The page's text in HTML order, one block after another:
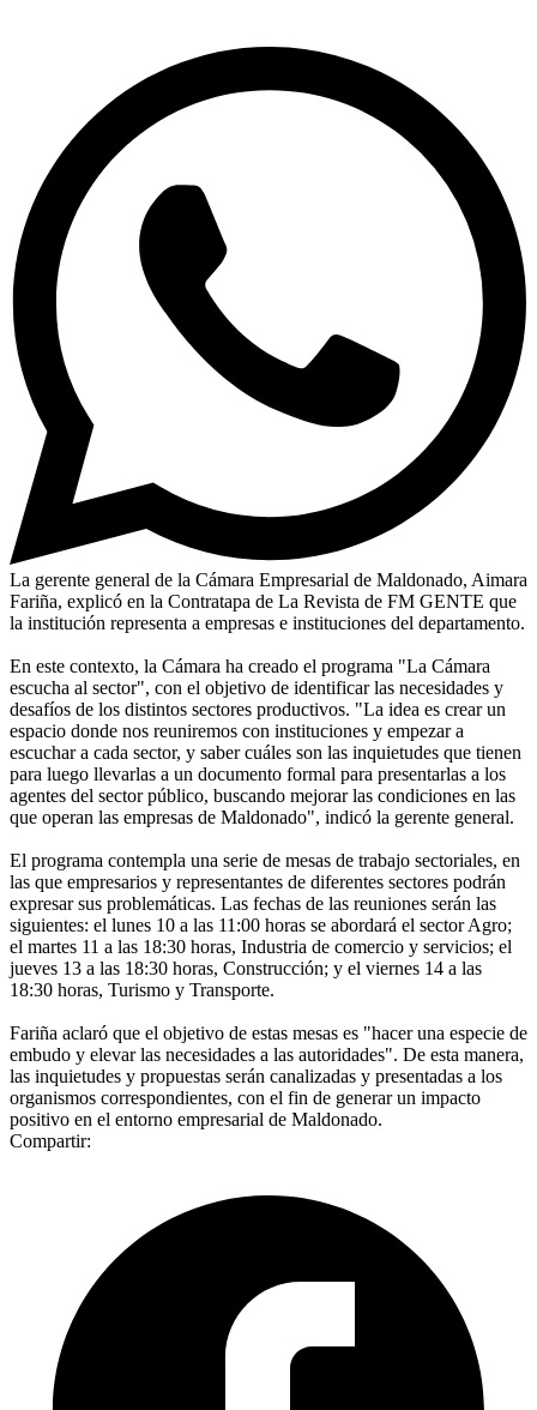
La gerente general de la Cámara Empresarial de Maldonado, Aimara
Fariña, explicó en la Contratapa de La Revista de FM GENTE que
la institución representa a empresas e instituciones del departamento.
En este contexto, la Cámara ha creado el programa "La Cámara
escucha al sector", con el objetivo de identificar las necesidades y
desafíos de los distintos sectores productivos. "La idea es crear un
espacio donde nos reuniremos con instituciones y empezar a
escuchar a cada sector, y saber cuáles son las inquietudes que tienen
para luego llevarlas a un documento formal para presentarlas a los
agentes del sector público, buscando mejorar las condiciones en las
que operan las empresas de Maldonado", indicó la gerente general.
El programa contempla una serie de mesas de trabajo sectoriales, en
las que empresarios y representantes de diferentes sectores podrán
expresar sus problemáticas. Las fechas de las reuniones serán las
siguientes: el lunes 10 a las 11:00 horas se abordará el sector Agro;
el martes 11 a las 18:30 horas, Industria de comercio y servicios; el
jueves 13 a las 18:30 horas, Construcción; y el viernes 14 a las
18:30 horas, Turismo y Transporte.
Fariña aclaró que el objetivo de estas mesas es "hacer una especie de
embudo y elevar las necesidades a las autoridades". De esta manera,
las inquietudes y propuestas serán canalizadas y presentadas a los
organismos correspondientes, con el fin de generar un impacto
positivo en el entorno empresarial de Maldonado.
Compartir: